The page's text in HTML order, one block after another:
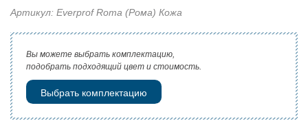
Артикул: Everprof Roma (Рома) Кожа
Вы можете выбрать комплектацию,
подобрать подходящий цвет и стоимость.
Выбрать комплектацию